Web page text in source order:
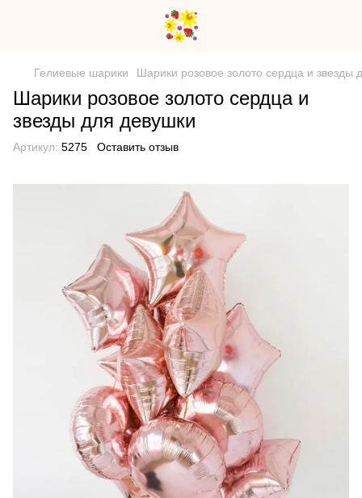
Гелиевые шарики Шарики розовое золото сердца и звезды
Шарики розовое золото сердца и
звезды для девушки
Артикул: 5275 Оставить отзыв